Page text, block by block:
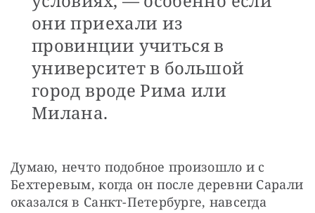
они приехали из
провинции учиться в
университет в большой
город вроде Рима или
Милана.
Думаю, нечто подобное произошло и с
Бехтеревым, когда он после деревни Сарали
оказался в Санкт-Петербурге, навсегда